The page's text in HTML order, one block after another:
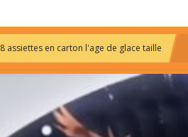
8 assiettes en carton l'age de glace taille